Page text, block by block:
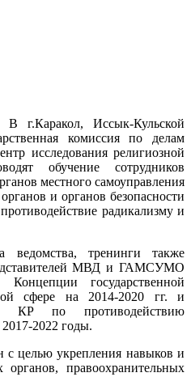
В г.Каракол, Иссык-Кульской
комиссия по делам
исследования религиозной
обучение сотрудников
местного самоуправления
и органов безопасности
радикализму и
ведомства, тренинги также
МВД и ГАМСУМО
государственной
сфере на 2014-2020 гг. и
КР по противодействию
2022 годы.
с целью укрепления навыков и
органов, правоохранительных